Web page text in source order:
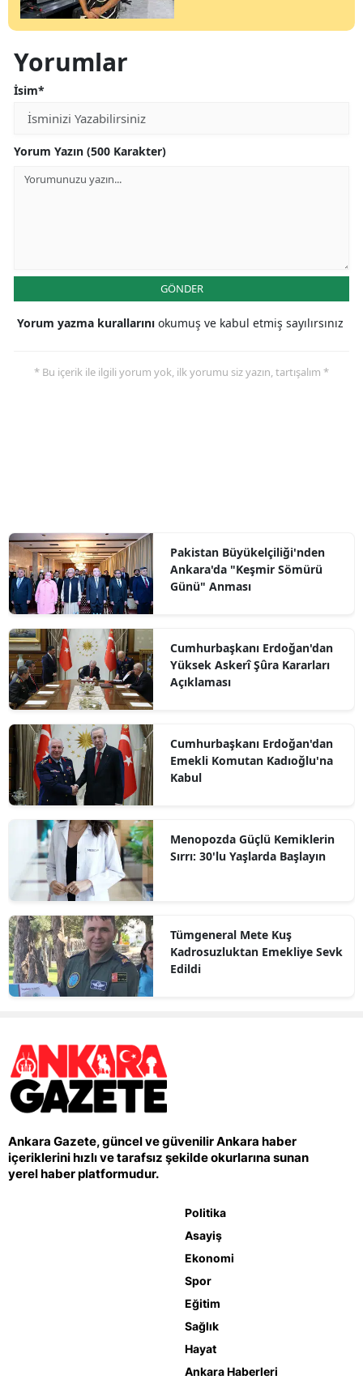
Yorumlar
İsim*
Yorum Yazın (500 Karakter)
GÖNDER
Yorum yazma kurallarını okumuş ve kabul etmiş sayılırsınız
* Bu içerik ile ilgili yorum yok, ilk yorumu siz yazın, tartışalım *
Pakistan Büyükelçiliği'nden
Ankara'da "Keşmir Sömürü
Günü" Anması
Cumhurbaşkanı Erdoğan'dan
Yüksek Askerî Şûra Kararları
Açıklaması
Cumhurbaşkanı Erdoğan'dan
Emekli Komutan Kadıoğlu'na
Kabul
Menopozda Güçlü Kemiklerin
Sırrı: 30'lu Yaşlarda Başlayın
Tümgeneral Mete Kuş
Kadrosuzluktan Emekliye Sevk
Edildi
Ankara Gazete, güncel ve güvenilir Ankara haber
içeriklerini hızlı ve tarafsız şekilde okurlarına sunan
yerel haber platformudur.
Politika
Asayiş
Ekonomi
Spor
Eğitim
Sağlık
Hayat
Ankara Haberleri